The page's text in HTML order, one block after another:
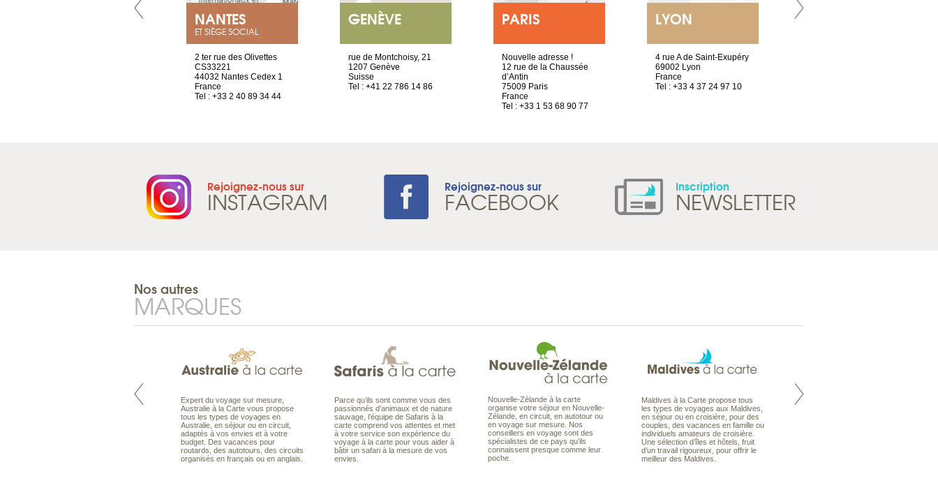
NANTES
ET SIÈGE SOCIAL
2 ter rue des Olivettes
CS33221
44032 Nantes Cedex 1
France
Tel : +33 2 40 89 34 44
GENÈVE
rue de Montchoisy, 21
1207 Genève
Suisse
Tel : +41 22 786 14 86
PARIS
Nouvelle adresse !
12 rue de la Chaussée
d’Antin
75009 Paris
France
Tel : +33 1 53 68 90 77
LYON
4 rue A de Saint-Exupéry
69002 Lyon
France
Tel : +33 4 37 24 97 10
Rejoignez-nous sur
INSTAGRAM Rejoignez-nous sur
FACEBOOK Inscription
NEWSLETTER
Nos autres
MARQUES
Pacifique à la carte est le spécialiste
Expert du voyage sur mesure,
Australie à la Carte vous propose
tous les types de voyages en
Australie, en séjour ou en circuit,
adaptés à vos envies et à votre
budget. Des vacances pour
routards, des autotours, des circuits
organisés en français ou en anglais.
Parce qu’ils sont comme vous des
passionnés d’animaux et de nature
sauvage, l’équipe de Safaris à la
carte comprend vos attentes et met
à votre service son expérience du
voyage à la carte pour vous aider à
bâtir un safari à la mesure de vos
envies.
Nouvelle-Zélande à la carte
organise votre séjour en Nouvelle-
Zélande, en circuit, en autotour ou
en voyage sur mesure. Nos
conseillers en voyage sont des
spécialistes de ce pays qu’ils
connaissent presque comme leur
poche.
Maldives à la Carte propose tous
les types de voyages aux Maldives,
en séjour ou en croisière, pour des
couples, des vacances en famille ou
individuels amateurs de croisière.
Une sélection d’îles et hôtels, fruit
d’un travail rigoureux, pour offrir le
meilleur des Maldives.
Notre site Odyssee est un portail